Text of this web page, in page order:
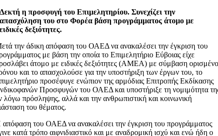
Δεκτή η προσφυγή του Επιμελητηρίου. Συνεχίζει την
απασχόληση του στο Φορέα βάση προγράμματος άτομο με
ειδικές δεξιότητες.
την άδικη απόφαση του ΟΑΕΔ να ανακαλέσει την έγκριση του
με βάση την οποία το Επιμελητήριο Εύβοιας είχε
άτομο με ειδικές δεξιότητες (ΑΜΕΑ) με σύμβαση
και το απασχολούσε για την υποστήριξη των έργων του, το
προσέφυγε ενώπιον της αρμόδιας Επιτροπής Εκδίκασης
Προσφυγών του ΟΑΕΔ και υποστήριξε τη νομιμότητα
λόγω πρόσληψης, αλλά και την ανθρωπιστική και κοινωνική
του θέματος.
του ΟΑΕΔ να ανακαλέσει την έγκριση του προγράμματος
κατά τρόπο αιφνιδιαστικό και με αναδρομική ισχύ και ενώ ήδη ο